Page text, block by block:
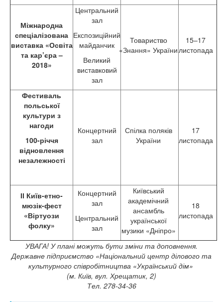
Міжнародна
спеціалізована
виставка «Освіта
та кар’єра –
2018»
Центральний
зал
Експозиційний
майданчик
Великий
виставковий
зал
Товариство
«Знання» України
15–17
листопада
Фестиваль
польської
культури з
нагоди
100-річчя
відновлення
незалежності
Концертний
зал
Спілка поляків
України
17
листопада
ІІ Київ-етно-
мюзік-фест
«Віртуози
фолку»
Концертний
зал
Центральний
зал
Київський
академічний
ансамбль
української
музики «Дніпро»
18
листопада
УВАГА! У плані можуть бути зміни та доповнення.
Державне підприємство «Національний центр ділового та
культурного співробітництва «Український дім»
(м. Київ, вул. Хрещатик, 2)
Тел. 278-34-36